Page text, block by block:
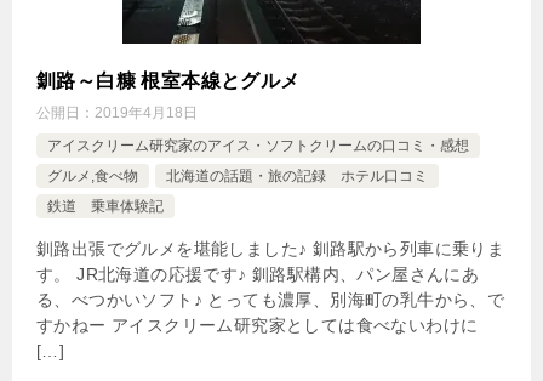
釧路～白糠 根室本線とグルメ
公開日： 2019年4月18日
アイスクリーム研究家のアイス・ソフトクリームの口コミ・感想
グルメ,食べ物
北海道の話題・旅の記録 ホテル口コミ
鉄道 乗車体験記
釧路出張でグルメを堪能しました♪ 釧路駅から列車に乗りま
す。 JR北海道の応援です♪ 釧路駅構内、パン屋さんにあ
る、べつかいソフト♪ とっても濃厚、別海町の乳牛から、で
すかねー アイスクリーム研究家としては食べないわけに
[…]